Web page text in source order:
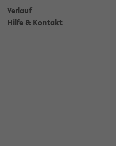
Verlauf
Hilfe & Kontakt